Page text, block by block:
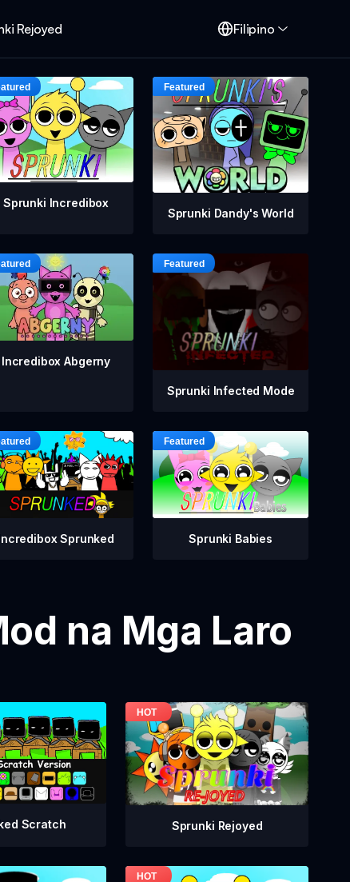
Rejoyed Filipino
Sprunki Incredibox
Sprunki Dandy's World
Incredibox Abgerny
Sprunki Infected Mode
Sprunked Sprunki Babies
na Mga Laro
Scratch Sprunki Rejoyed